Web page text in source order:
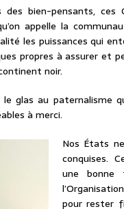
bien-pensants, ces
appelle la
les puissances qui
propres à assurer et
noir.
glas au paternalisme
à merci.
Nos États
conquises.
une
pour rester